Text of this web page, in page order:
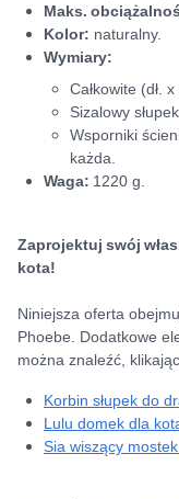
Maks.
Kolor: naturalny.
Wymiary:
Całkowite (dł.
Sizalowy
Wsporniki
każda.
Waga: 1220 g.
Zaprojektuj swój
kota!
Niniejsza oferta
Phoebe. Dodatkowe
można znaleźć,
Korbin słupek do
Lulu domek dla
Sia wiszący